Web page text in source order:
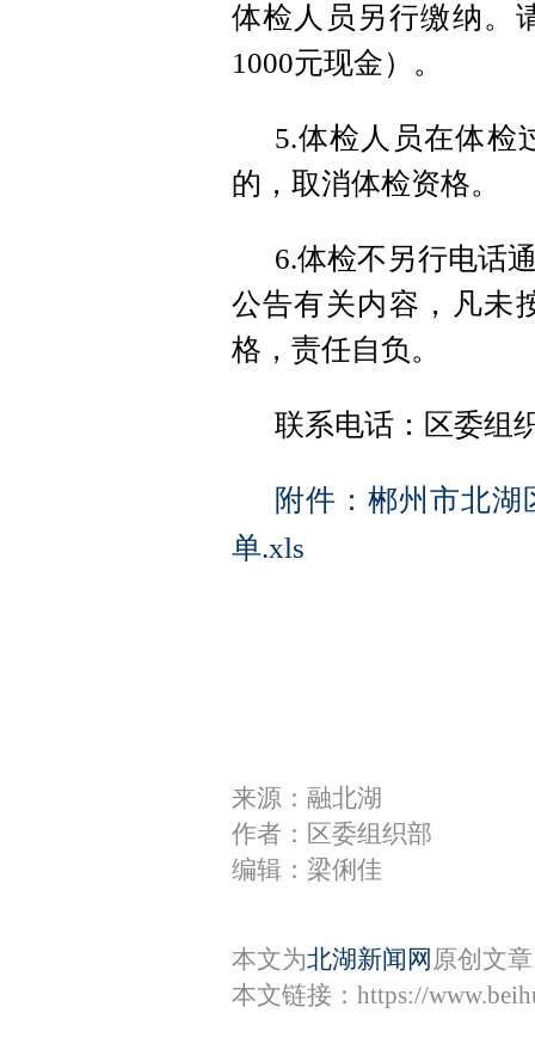
体检人员另行缴纳。
1000元现金）。
5.体检人员在体检
的，取消体检资格。
6.体检不另行电话
公告有关内容，凡未
格，责任自负。
联系电话：区委组
附件：郴州市北
单.xls
来源：融北湖
作者：区委组织部
编辑：梁俐佳
本文为北湖新闻网 原创文
本文链接： https://